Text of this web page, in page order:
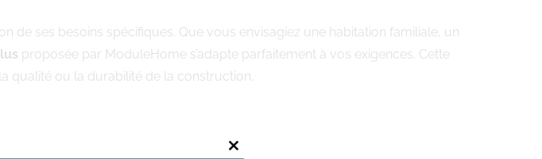
de ses besoins spécifiques. Que vous envisagiez une habitation familiale, un
proposée par ModuleHome s’adapte parfaitement à vos exigences. Cette
qualité ou la durabilité de la construction.